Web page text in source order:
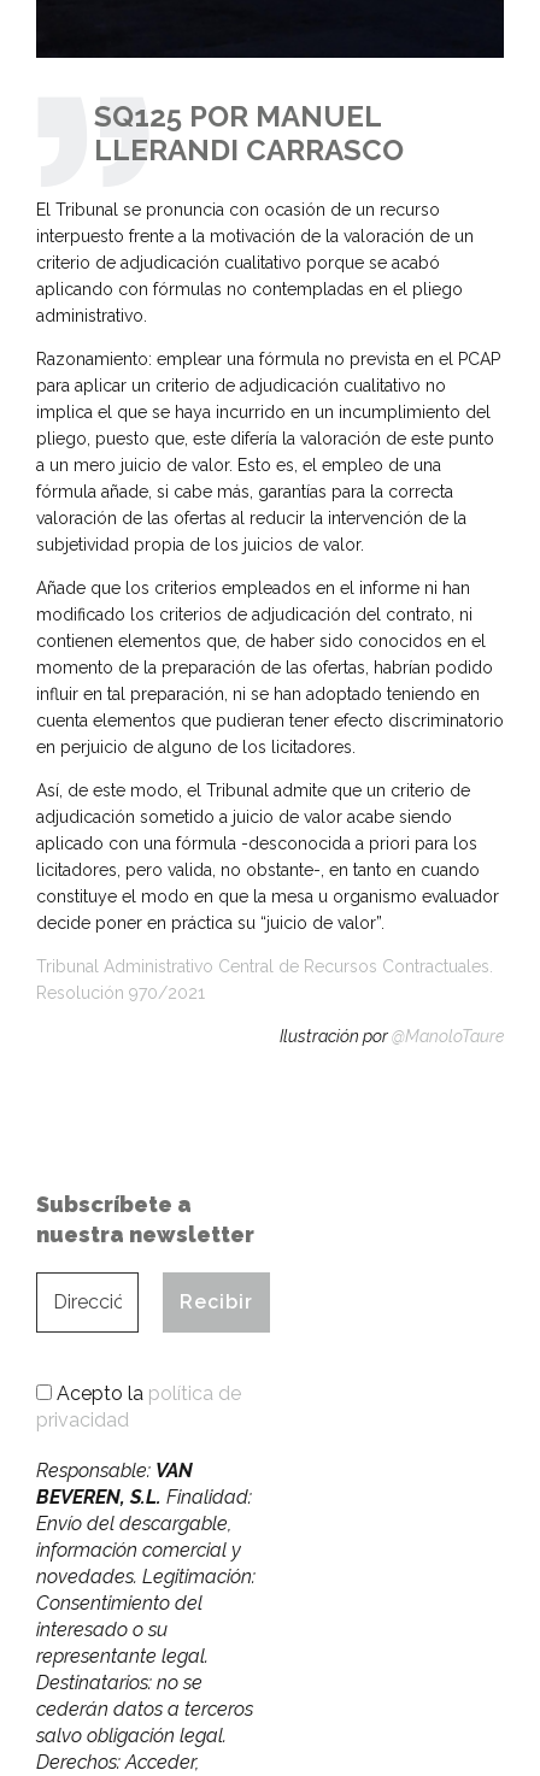
SQ125 POR MANUEL
LLERANDI CARRASCO
El Tribunal se pronuncia con ocasión de un recurso
interpuesto frente a la motivación de la valoración de un
criterio de adjudicación cualitativo porque se acabó
aplicando con fórmulas no contempladas en el pliego
administrativo.
Razonamiento: emplear una fórmula no prevista en el PCAP
para aplicar un criterio de adjudicación cualitativo no
implica el que se haya incurrido en un incumplimiento del
pliego, puesto que, este difería la valoración de este punto
a un mero juicio de valor. Esto es, el empleo de una
fórmula añade, si cabe más, garantías para la correcta
valoración de las ofertas al reducir la intervención de la
subjetividad propia de los juicios de valor.
Añade que los criterios empleados en el informe ni han
modificado los criterios de adjudicación del contrato, ni
contienen elementos que, de haber sido conocidos en el
momento de la preparación de las ofertas, habrían podido
influir en tal preparación, ni se han adoptado teniendo en
cuenta elementos que pudieran tener efecto discriminatorio
en perjuicio de alguno de los licitadores.
Así, de este modo, el Tribunal admite que un criterio de
adjudicación sometido a juicio de valor acabe siendo
aplicado con una fórmula -desconocida a priori para los
licitadores, pero valida, no obstante-, en tanto en cuando
constituye el modo en que la mesa u organismo evaluador
decide poner en práctica su “juicio de valor”.
Tribunal Administrativo Central de Recursos Contractuales.
Resolución 970/2021
Ilustración por@ManoloTaure
Subscríbete a
nuestra newsletter
Acepto la política de
privacidad
Responsable: VAN
BEVEREN, S.L. Finalidad:
Envío del descargable,
información comercial y
novedades. Legitimación:
Consentimiento del
interesado o su
representante legal.
Destinatarios: no se
cederán datos a terceros
salvo obligación legal.
Derechos: Acceder,